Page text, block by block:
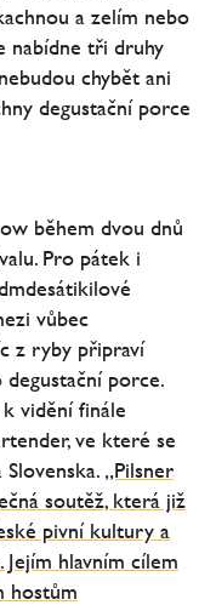
a zelím nebo
nabídne tři druhy
chybět ani
degustační porce
během dvou dnů
Pro pátek i
vůbec
z ryby připraví
porce.
vidění finále
ve které se
„Pilsner
soutěž, která již
pivní kultury a
hlavním cílem
hostům